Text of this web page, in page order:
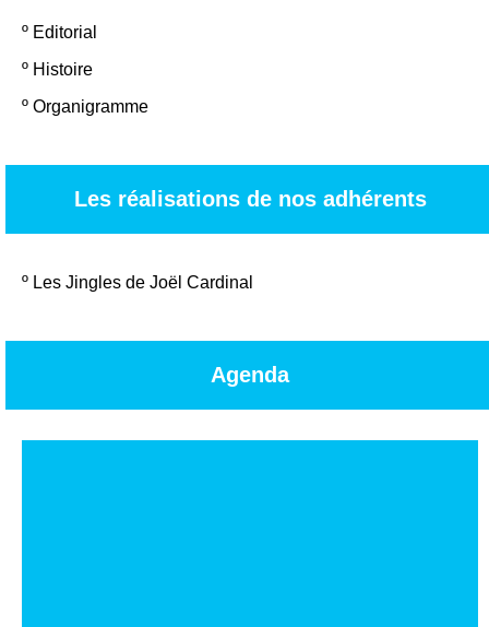
º Editorial
º Histoire
º Organigramme
Les réalisations de nos adhérents
º Les Jingles de Joël Cardinal
Agenda